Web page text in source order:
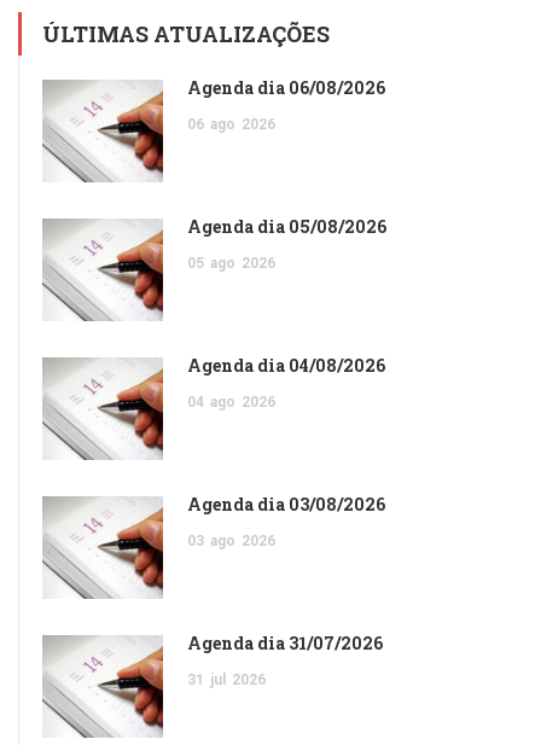
ÚLTIMAS ATUALIZAÇÕES
Agenda dia 06/08/2026
06 ago 2026
Agenda dia 05/08/2026
05 ago 2026
Agenda dia 04/08/2026
04 ago 2026
Agenda dia 03/08/2026
03 ago 2026
Agenda dia 31/07/2026
31 jul 2026